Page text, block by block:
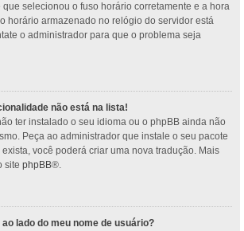
que selecionou o fuso horário corretamente e a hora
horário armazenado no relógio do servidor está
o administrador para que o problema seja
não está na lista!
ter instalado o seu idioma ou o phpBB ainda não
Peça ao administrador que instale o seu pacote
você poderá criar uma nova tradução. Mais
site phpBB®.
lado do meu nome de usuário?